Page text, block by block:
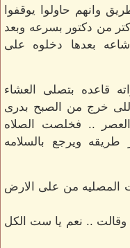
وانهم حاولوا يوقفوا
من دكتور بسرعه وبعد
بعدها دخلوه على
قاعده بتصلى العشاء
خرج من الصبح بدرى
.. فخلصت الصلاه
طريقه ويرجع بالسلامه
المصليه من على الارض
.. نعم يا ست الكل